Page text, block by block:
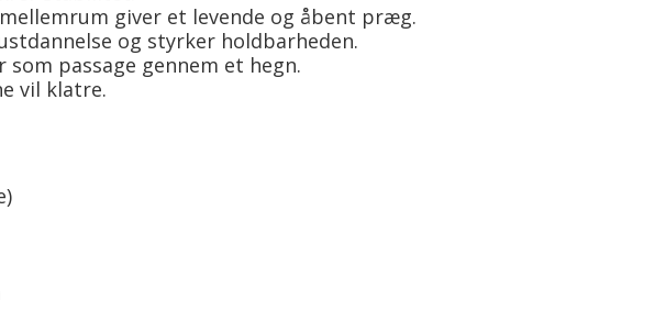
giver et levende og åbent præg.
og styrker holdbarheden.
passage gennem et hegn.
vil klatre.